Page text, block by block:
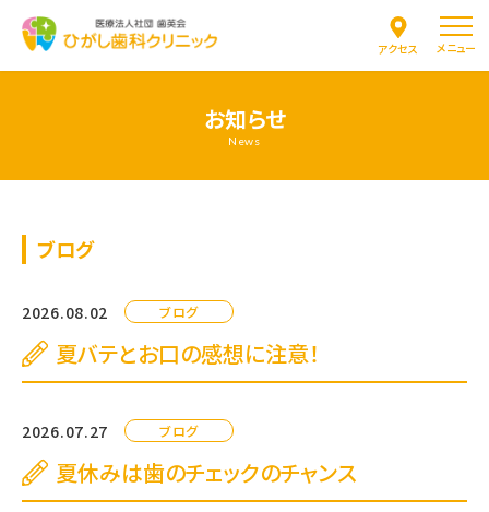
アクセス メニュー
お知らせ
News
ブログ
2026.08.02 ブログ
夏バテとお口の感想に注意！
2026.07.27 ブログ
夏休みは歯のチェックのチャンス